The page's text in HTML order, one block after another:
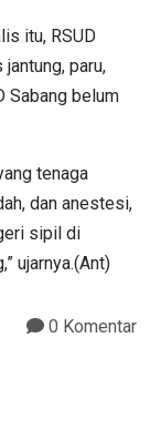
itu, RSUD
paru,
Sabang belum
tenaga
dan anestesi,
sipil di
ujarnya.(Ant)
0 Komentar